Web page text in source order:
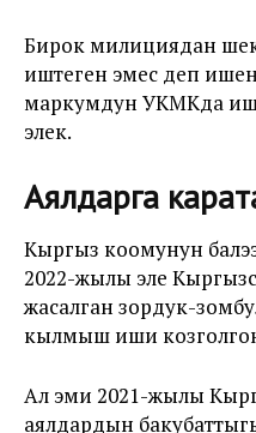
Бирок милициядан
иштеген эмес деп
маркумдун УКМКда
элек.
Аялдарга
Кыргыз коомунун
2022-жылы эле
жасалган зордук-
кылмыш иши
Ал эми 2021-жылы
аялдардын